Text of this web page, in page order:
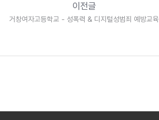
이전글
거창여자고등학교 - 성폭력 & 디지털성범죄 예방교육